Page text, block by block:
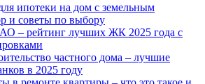
ипотеки на дом с земельным
и советы по выбору
– рейтинг лучших ЖК 2025 года с
частного дома – лучшие
в 2025 году